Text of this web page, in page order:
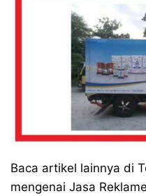
Baca artikel lainnya di
mengenai Jasa